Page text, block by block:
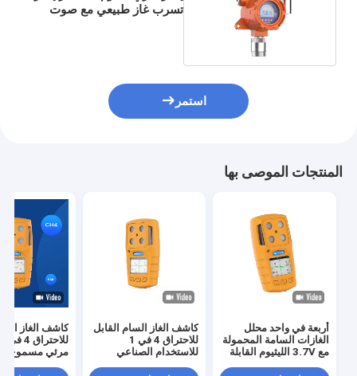
تسرب غاز طبيعي مع صوت
استمر
المنتجات الموصى بها
أربعة في واحد محلل
الغازات السامة المحمولة
مع 3.7V الليثيوم القابلة
كاشف الغاز السام القابل
للاحتراق 4 في 1
للاستخدام الصناعي
كاشف الغاز
مرئي مسموع